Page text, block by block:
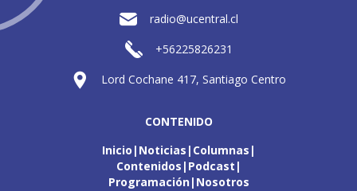
radio@ucentral.cl
+56225826231
Lord Cochane 417, Santiago Centro
CONTENIDO
Inicio Noticias Columnas
Contenidos Podcast
Programación Nosotros